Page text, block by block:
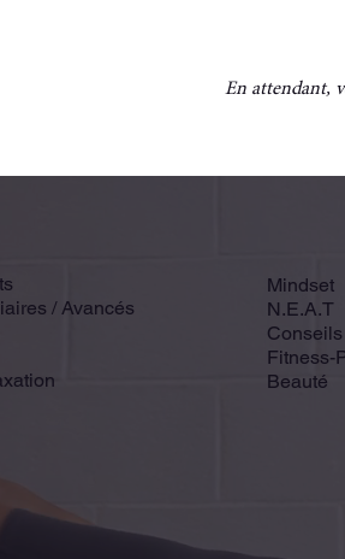
/ Avancés
Mindset
N.E.A.T
Fitness-
Beauté
En attendant,